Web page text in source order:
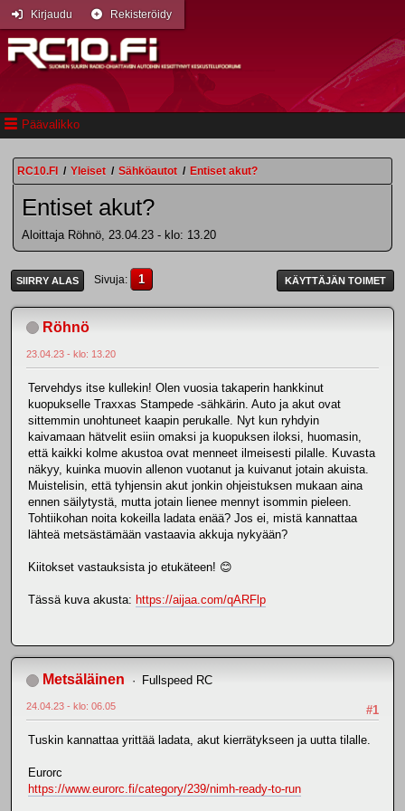
Päävalikko
Kirjaudu Rekisteröidy
RC10.FI / Yleiset / Sähköautot / Entiset akut?
Entiset akut?
Aloittaja Röhnö, 23.04.23 - klo: 13.20
SIIRRY ALAS Sivuja 1 KÄYTTÄJÄN TOIMET
Röhnö
23.04.23 - klo: 13.20
Tervehdys itse kullekin! Olen vuosia takaperin hankkinut
kuopukselle Traxxas Stampede -sähkärin. Auto ja akut ovat
sittemmin unohtuneet kaapin perukalle. Nyt kun ryhdyin
kaivamaan hätvelit esiin omaksi ja kuopuksen iloksi, huomasin,
että kaikki kolme akustoa ovat menneet ilmeisesti pilalle. Kuvasta
näkyy, kuinka muovin allenon vuotanut ja kuivanut jotain akuista.
Muistelisin, että tyhjensin akut jonkin ohjeistuksen mukaan aina
ennen säilytystä, mutta jotain lienee mennyt isommin pieleen.
Tohtiikohan noita kokeilla ladata enää? Jos ei, mistä kannattaa
lähteä metsästämään vastaavia akkuja nykyään?
Kiitokset vastauksista jo etukäteen! 😊
Tässä kuva akusta: https://aijaa.com/qARFlp
Metsäläinen Fullspeed RC
#1
24.04.23 - klo: 06.05
Tuskin kannattaa yrittää ladata, akut kierrätykseen ja uutta tilalle.
Eurorc
https://www.eurorc.fi/category/239/nimh-ready-to-run